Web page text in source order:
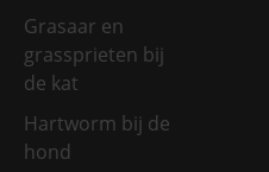
Grasaar en
grassprieten bij
de kat
Hartworm bij de
hond